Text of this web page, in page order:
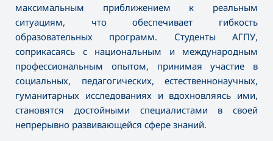
максимальным приближением к реальным
ситуациям, что обеспечивает гибкость
образовательных программ. Студенты АГПУ,
соприкасаясь с национальным и международным
профессиональным опытом, принимая участие в
социальных, педагогических, естественнонаучных,
гуманитарных исследованиях и вдохновляясь ими,
становятся достойными специалистами в своей
непрерывно развивающейся сфере знаний.